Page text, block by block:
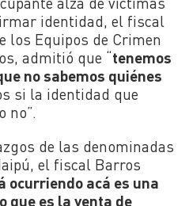
identidad, el fiscal
los Equipos de Crimen
admitió que “tenemos
no sabemos quiénes
si la identidad que
no”.
de las denominadas
el fiscal Barros
ocurriendo acá es una
que es la venta de